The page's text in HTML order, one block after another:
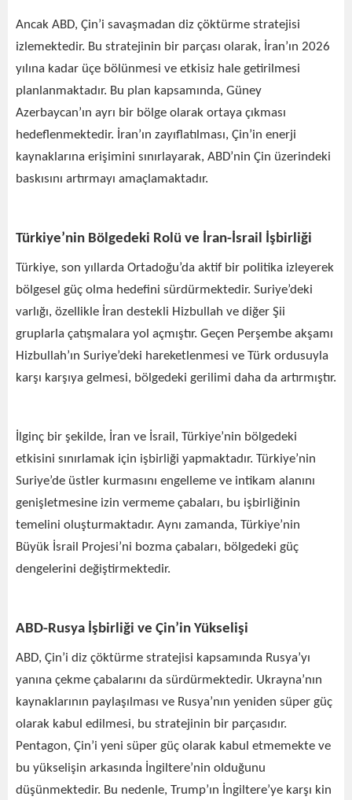
Ancak ABD, Çin’i savaşmadan diz çöktürme stratejisi
izlemektedir. Bu stratejinin bir parçası olarak, İran’ın 2026
yılına kadar üçe bölünmesi ve etkisiz hale getirilmesi
planlanmaktadır. Bu plan kapsamında, Güney
Azerbaycan’ın ayrı bir bölge olarak ortaya çıkması
hedeflenmektedir. İran’ın zayıflatılması, Çin’in enerji
kaynaklarına erişimini sınırlayarak, ABD’nin Çin üzerindeki
baskısını artırmayı amaçlamaktadır.
Türkiye’nin Bölgedeki Rolü ve İran-İsrail İşbirliği
Türkiye, son yıllarda Ortadoğu’da aktif bir politika izleyerek
bölgesel güç olma hedefini sürdürmektedir. Suriye’deki
varlığı, özellikle İran destekli Hizbullah ve diğer Şii
gruplarla çatışmalara yol açmıştır. Geçen Perşembe akşamı
Hizbullah’ın Suriye’deki hareketlenmesi ve Türk ordusuyla
karşı karşıya gelmesi, bölgedeki gerilimi daha da artırmıştır.
İlginç bir şekilde, İran ve İsrail, Türkiye’nin bölgedeki
etkisini sınırlamak için işbirliği yapmaktadır. Türkiye’nin
Suriye’de üstler kurmasını engelleme ve intikam alanını
genişletmesine izin vermeme çabaları, bu işbirliğinin
temelini oluşturmaktadır. Aynı zamanda, Türkiye’nin
Büyük İsrail Projesi’ni bozma çabaları, bölgedeki güç
dengelerini değiştirmektedir.
ABD-Rusya İşbirliği ve Çin’in Yükselişi
ABD, Çin’i diz çöktürme stratejisi kapsamında Rusya’yı
yanına çekme çabalarını da sürdürmektedir. Ukrayna’nın
kaynaklarının paylaşılması ve Rusya’nın yeniden süper güç
olarak kabul edilmesi, bu stratejinin bir parçasıdır.
Pentagon, Çin’i yeni süper güç olarak kabul etmemekte ve
bu yükselişin arkasında İngiltere’nin olduğunu
düşünmektedir. Bu nedenle, Trump’ın İngiltere’ye karşı kin